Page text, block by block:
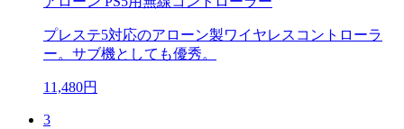
プレステ5対応のアローン製ワイヤレスコントローラ
ー。サブ機としても優秀。
11,480円
3